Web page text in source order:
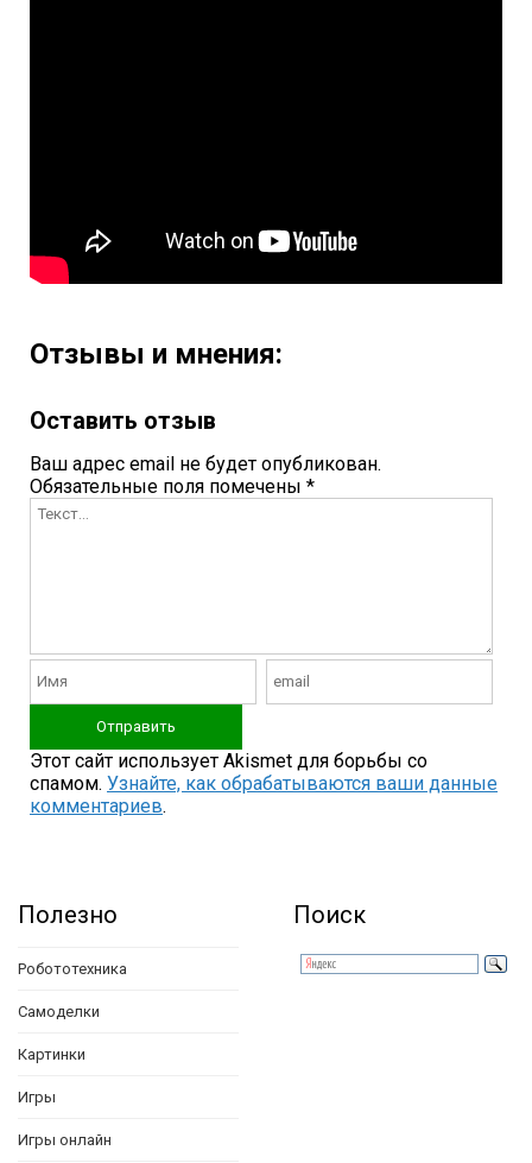
Отзывы и мнения:
Оставить отзыв
Ваш адрес email не будет опубликован.
Обязательные поля помечены *
Этот сайт использует Akismet для борьбы со
спамом. Узнайте, как обрабатываются ваши данные
комментариев.
Полезно
Робототехника
Самоделки
Картинки
Игры
Игры онлайн
Поиск